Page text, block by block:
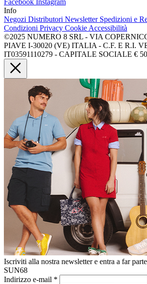
Info
Negozi Distributori Newsletter Spedizioni e
Condizioni Privacy Cookie Accessibilità
©2025 NUMERO 8 SRL - VIA
PIAVE I-30020 (VE) ITALIA - C.F. E R.I.
IT03591110279 - CAPITALE SOCIALE €
Iscriviti alla nostra newsletter e entra a far
SUN68
Indirizzo e-mail *